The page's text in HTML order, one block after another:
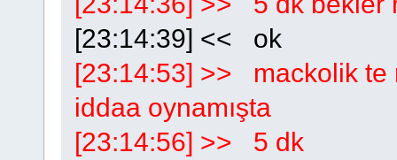
[23:14:39] << ok
[23:14:53] >> mackolik te
iddaa oynamışta
[23:14:56] >> 5 dk